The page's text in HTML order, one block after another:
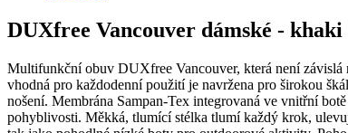
DUXfree Vancouver dámské - khaki
Multifunkční obuv DUXfree Vancouver, která není závislá
vhodná pro každodenní použití je navržena pro širokou
nošení. Membrána Sampan-Tex integrovaná ve vnitřní
pohyblivosti. Měkká, tlumící stélka tlumí každý krok,